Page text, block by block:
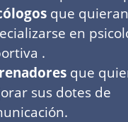
que quieran
en
.
que
sus dotes de